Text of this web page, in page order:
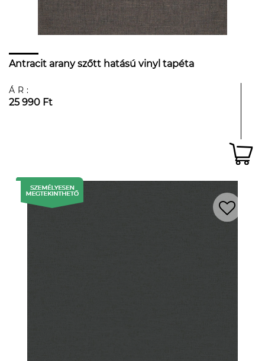
Antracit arany szőtt hatású vinyl tapéta
ÁR:
25 990 Ft